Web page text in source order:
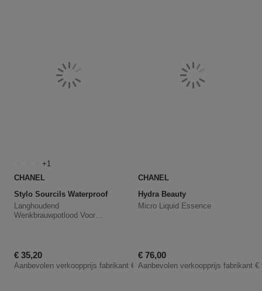
1
CHANEL
Stylo Sourcils Waterproof
Langhoudend
Wenkbrauwpotlood Voor
Kortingsprijs
€ 35,20
Aanbevolen verkoopprijs fabrikant € 44,00
CHANEL
Hydra Beauty
Micro Liquid Essence
Kortingsprijs
€ 76,00
Aanbevolen verkoopprijs fabrikant €